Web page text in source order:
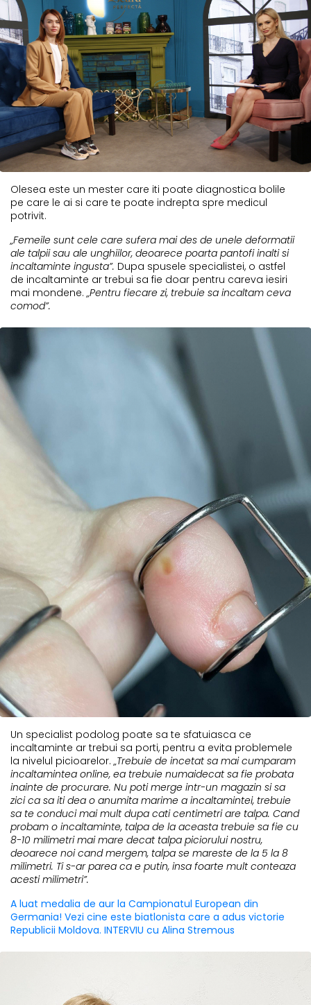
Olesea este un mester care iti poate diagnostica bolile
pe care le ai si care te poate indrepta spre medicul
potrivit.
„Femeile sunt cele care sufera mai des de unele deformatii
ale talpii sau ale unghiilor, deoarece poarta pantofi inalti si
incaltaminte ingusta”. Dupa spusele specialistei, o astfel
de incaltaminte ar trebui sa fie doar pentru careva iesiri
mai mondene.„Pentru fiecare zi, trebuie sa incaltam ceva
comod”.
Un specialist podolog poate sa te sfatuiasca ce
incaltaminte ar trebui sa porti, pentru a evita problemele
la nivelul picioarelor. „Trebuie de incetat sa mai cumparam
incaltamintea online, ea trebuie numaidecat sa fie probata
inainte de procurare. Nu poti merge intr-un magazin si sa
zici ca sa iti dea o anumita marime a incaltamintei, trebuie
sa te conduci mai mult dupa cati centimetri are talpa. Cand
probam o incaltaminte, talpa de la aceasta trebuie sa fie cu
8-10 milimetri mai mare decat talpa piciorului nostru,
deoarece noi cand mergem, talpa se mareste de la 5 la 8
milimetri. Ti s-ar parea ca e putin, insa foarte mult conteaza
acesti milimetri”.
A luat medalia de aur la Campionatul European din
Germania! Vezi cine este biatlonista care a adus victorie
Republicii Moldova. INTERVIU cu Alina Stremous